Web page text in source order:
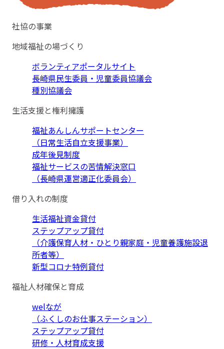
社協の事業
地域福祉の場づくり
ボランティアポータルサイト
長崎県民生委員・児童委員協議会
種別協議会
生活支援と権利擁護
福祉あんしんサポートセンター
（日常生活自立支援事業）
成年後見制度
福祉サービスの苦情解決窓口
（長崎県運営適正化委員会）
借り入れの制度
生活福祉資金貸付
ステップアップ貸付
（介護保育人材・ひとり親家庭・児童養護施設退
所者等）
新型コロナ特例貸付
福祉人材確保と育成
welなが
（ふくしのお仕事ステーション）
ステップアップ貸付
研修・人材育成支援